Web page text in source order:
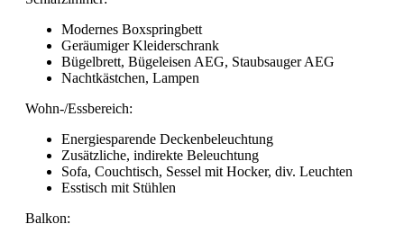
Modernes Boxspringbett
Geräumiger Kleiderschrank
Bügelbrett, Bügeleisen AEG, Staubsauger AEG
Nachtkästchen, Lampen
Wohn-/Essbereich:
Energiesparende Deckenbeleuchtung
Zusätzliche, indirekte Beleuchtung
Sofa, Couchtisch, Sessel mit Hocker, div. Leuchten
Esstisch mit Stühlen
Balkon: